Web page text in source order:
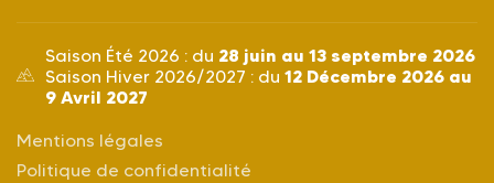
Saison Été 2026 : du 28 juin au 13 septembre 2026
Saison Hiver 2026/2027 : du 12 Décembre 2026 au
9 Avril 2027
Mentions légales
Politique de confidentialité